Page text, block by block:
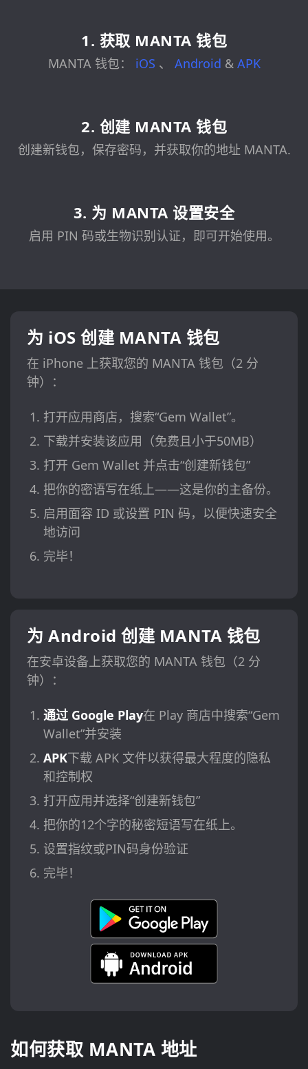
1. 获取 MANTA 钱包
MANTA 钱包： iOS 、 Android & APK
2. 创建 MANTA 钱包
创建新钱包，保存密码，并获取你的地址 MANTA.
3. 为 MANTA 设置安全
启用 PIN 码或生物识别认证，即可开始使用。
为 iOS 创建 MANTA 钱包
在 iPhone 上获取您的 MANTA 钱包（2 分
钟）：
打开应用商店，搜索“Gem Wallet”。
下载并安装该应用（免费且小于50MB）
打开 Gem Wallet 并点击“创建新钱包”
把你的密语写在纸上——这是你的主备份。
启用面容 ID 或设置 PIN 码，以便快速安全
地访问
完毕！
为 Android 创建 MANTA 钱包
在安卓设备上获取您的 MANTA 钱包（2 分
钟）：
通过 Google Play在 Play 商店中搜索“Gem
Wallet”并安装
APK下载 APK 文件以获得最大程度的隐私
和控制权
打开应用并选择“创建新钱包”
把你的12个字的秘密短语写在纸上。
设置指纹或PIN码身份验证
完毕！
如何获取 MANTA 地址